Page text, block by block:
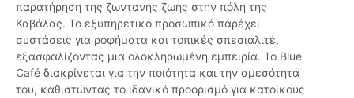
παρατήρηση της ζωντανής ζωής στην πόλη της
Καβάλας. Το εξυπηρετικό προσωπικό παρέχει
συστάσεις για ροφήματα και τοπικές σπεσιαλιτέ,
εξασφαλίζοντας μια ολοκληρωμένη εμπειρία. Το Blue
Café διακρίνεται για την ποιότητα και την αμεσότητά
του, καθιστώντας το ιδανικό προορισμό για κατοίκους